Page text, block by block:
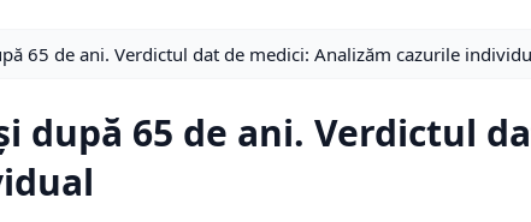
65 de ani. Verdictul dat de medici: Analizăm cazurile
după 65 de ani. Verdictul